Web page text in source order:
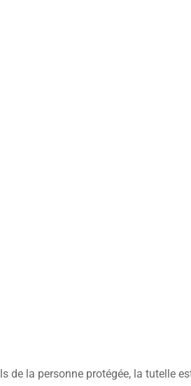
de la personne protégée, la tutelle